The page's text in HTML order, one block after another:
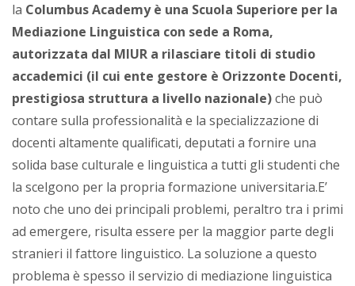
la Columbus Academy è una Scuola Superiore per la
Mediazione Linguistica con sede a Roma,
autorizzata dal MIUR a rilasciare titoli di studio
accademici (il cui ente gestore è Orizzonte Docenti,
prestigiosa struttura a livello nazionale)che può
contare sulla professionalità e la specializzazione di
docenti altamente qualificati, deputati a fornire una
solida base culturale e linguistica a tutti gli studenti che
la scelgono per la propria formazione universitaria.E’
noto che uno dei principali problemi, peraltro tra i primi
ad emergere, risulta essere per la maggior parte degli
stranieri il fattore linguistico. La soluzione a questo
problema è spesso il servizio di mediazione linguistica